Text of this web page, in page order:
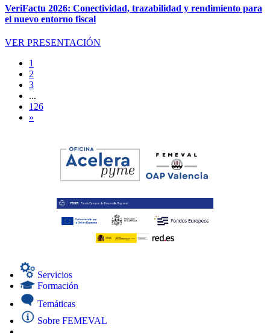
VeriFactu 2026: Conectividad, trazabilidad y rendimiento para
el nuevo entorno fiscal
VER PRESENTACIÓN
1
2
3
...
126
»
Servicios
Formación
Temáticas
Sobre FEMEVAL